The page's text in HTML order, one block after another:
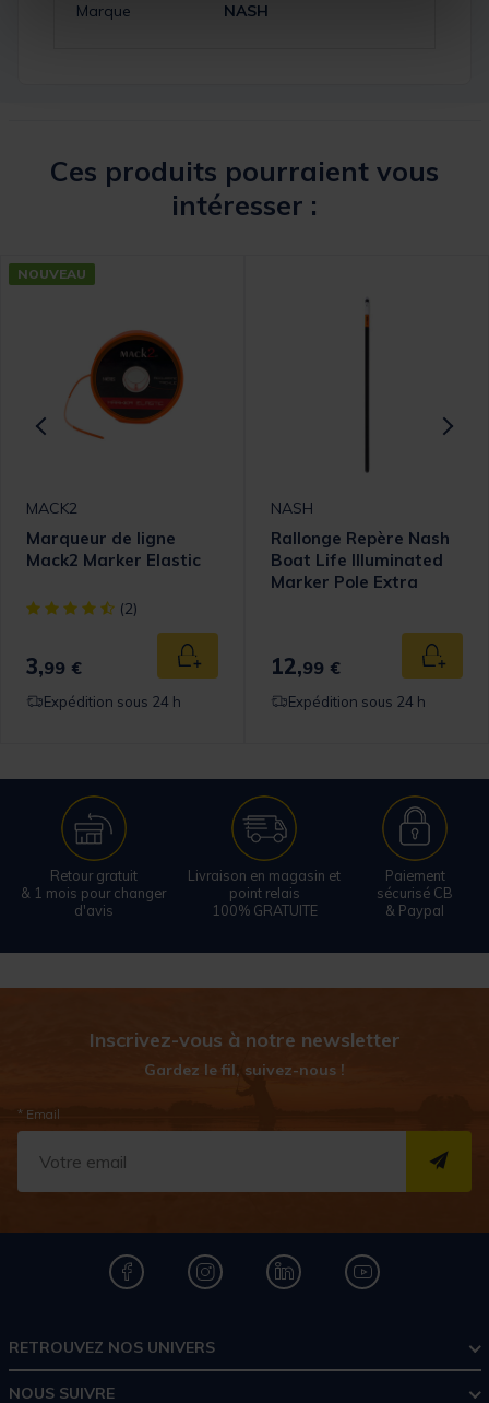
Marque
NASH
Ces produits pourraient vous
intéresser :
panier
NOUVEAU
MACK2
Marqueur de ligne
Mack2 Marker Elastic
[object Object] out of 5 Customer Rating
(2)
3,99 € Ajouter au panier
Expédition sous 24 h
NASH
Rallonge Repère Nash
Boat Life Illuminated
Marker Pole Extra
12,99 €
Expédition sous 24 h
Retour gratuit
& 1 mois pour changer
d'avis
Livraison en magasin et
point relais
100% GRATUITE
Paiement
sécurisé CB
& Paypal
Inscrivez-vous à notre newsletter
Gardez le fil, suivez-nous !
* Email
RETROUVEZ NOS UNIVERS
NOUS SUIVRE